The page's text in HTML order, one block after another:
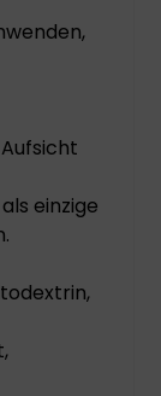
einzige